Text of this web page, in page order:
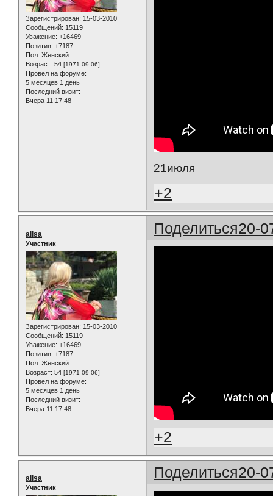
Зарегистрирован: 15-03-2010
Сообщений: 15119
Уважение: +16469
Позитив: +7187
Пол: Женский
Возраст: 54 [1971-09-06]
Провел на форуме:
5 месяцев 1 день
Последний визит:
Вчера 11:17:48
21июля
+2
Поделиться20-
alisa
Участник
Зарегистрирован: 15-03-2010
Сообщений: 15119
Уважение: +16469
Позитив: +7187
Пол: Женский
Возраст: 54 [1971-09-06]
Провел на форуме:
5 месяцев 1 день
Последний визит:
Вчера 11:17:48
+2
Поделиться20-
alisa
Участник